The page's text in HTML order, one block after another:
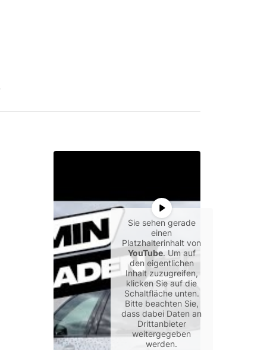
Sie sehen gerade
einen
Platzhalterinhalt von
YouTube. Um auf
den eigentlichen
Inhalt zuzugreifen,
klicken Sie auf die
Schaltfläche unten.
Bitte beachten Sie,
dass dabei Daten an
Drittanbieter
weitergegeben
werden.